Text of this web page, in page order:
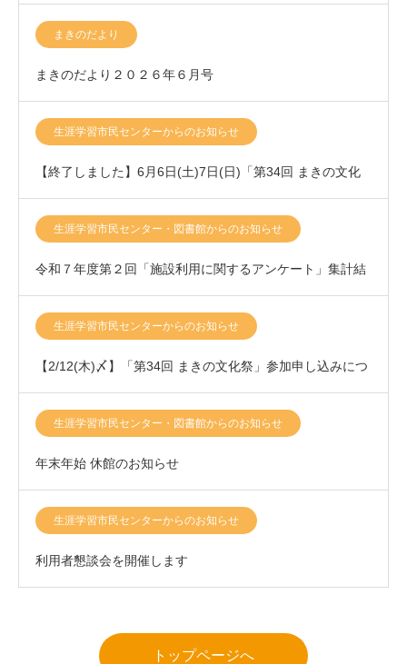
ー）まきのだより
まきのだより２０２６年６月号
生涯学習市民センターからのお知らせ
【終了しました】6月6日(土)7日(日)「第34回 まきの文化
祭」開催いたします！
生涯学習市民センター・図書館からのお知らせ
令和７年度第２回「施設利用に関するアンケート」集計結
果について
生涯学習市民センターからのお知らせ
【2/12(木)〆】「第34回 まきの文化祭」参加申し込みにつ
きまして
生涯学習市民センター・図書館からのお知らせ
年末年始 休館のお知らせ
生涯学習市民センターからのお知らせ
利用者懇談会を開催します
トップページへ